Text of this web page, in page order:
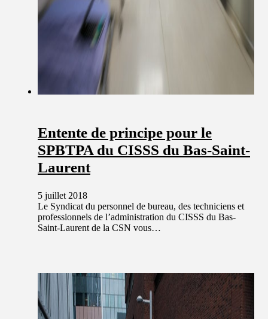
Entente de principe pour le
SPBTPA du CISSS du Bas-Saint-
Laurent
5 juillet 2018
Le Syndicat du personnel de bureau, des techniciens et
professionnels de l’administration du CISSS du Bas-
Saint-Laurent de la CSN vous…